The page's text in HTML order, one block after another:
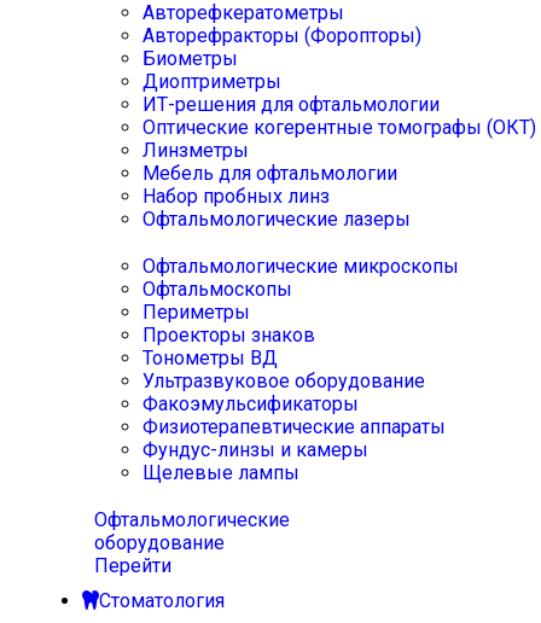
Авторефкератометры
Авторефракторы (Форопторы)
Биометры
Диоптриметры
ИТ-решения для офтальмологии
Оптические когерентные томографы (ОКТ)
Линзметры
Мебель для офтальмологии
Набор пробных линз
Офтальмологические лазеры
Офтальмологические микроскопы
Офтальмоскопы
Периметры
Проекторы знаков
Тонометры ВД
Ультразвуковое оборудование
Факоэмульсификаторы
Физиотерапевтические аппараты
Фундус-линзы и камеры
Щелевые лампы
Офтальмологические
оборудование
Перейти
Стоматология